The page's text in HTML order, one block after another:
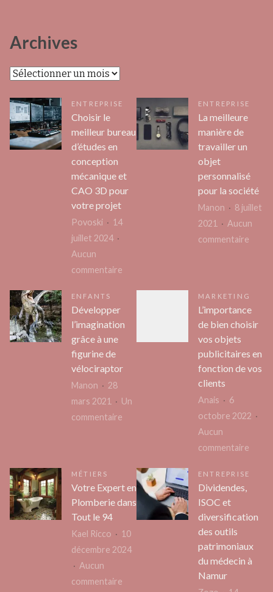
Archives
Archives
ENTREPRISE
Choisir le
meilleur bureau
d’études en
conception
mécanique et
CAO 3D pour
votre projet
Povoski
14
juillet 2024
Aucun
commentaire
mécanique
votre
projet
ENTREPRISE
La meilleure
manière de
travailler un
objet
personnalisé
pour la société
Manon
8 juillet
2021
Aucun
commentaire
ENFANTS
Développer
l’imagination
grâce à une
figurine de
vélociraptor
Manon
28
mars 2021
Un
commentaire
figurine
MARKETING
L’importance
de bien choisir
vos objets
publicitaires en
fonction de vos
clients
Anais
6
octobre 2022
Aucun
commentaire
MÉTIERS
Votre Expert en
Plomberie dans
Tout le 94
Kael Ricco
10
décembre 2024
Aucun
commentaire
ENTREPRISE
Dividendes,
ISOC et
diversification
des outils
patrimoniaux
du médecin à
Namur